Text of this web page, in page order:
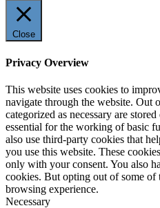
Close
Privacy Overview
This website uses cookies to
navigate through the website. Out
categorized as necessary are
essential for the working of basic
also use third-party cookies that
you use this website. These
only with your consent. You also
cookies. But opting out of some of
browsing experience.
Necessary